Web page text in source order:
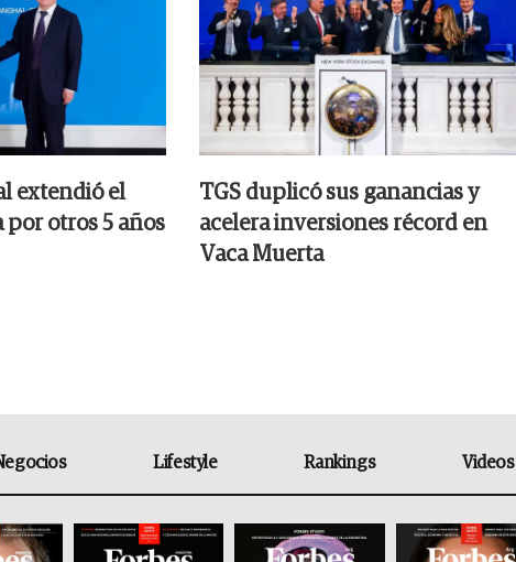
extendió el
por otros 5 años
TGS duplicó sus ganancias y
acelera inversiones récord en
Vaca Muerta
Lifestyle Rankings Videos